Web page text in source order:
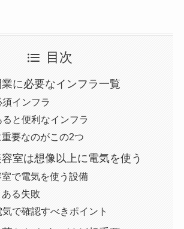
目次
に必要なインフラ一覧
インフラ
と便利なインフラ
要なのがこの2つ
室は想像以上に電気を使う
室で電気を使う設備
ある失敗
で確認すべきポイント